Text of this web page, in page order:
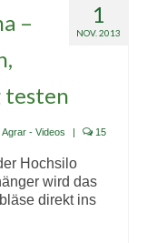
1
NOV. 2013
–
testen
Agrar - Videos | 15
Hochsilo
wird das
direkt ins